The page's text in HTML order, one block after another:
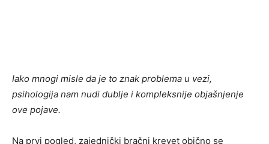
Iako mnogi misle da je to znak problema u vezi,
psihologija nam nudi dublje i kompleksnije objašnjenje
ove pojave.
Na prvi pogled, zajednički bračni krevet obično se